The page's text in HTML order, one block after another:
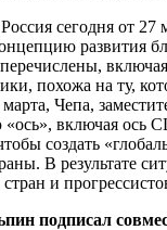
сегодня от
развития
перечислены,
похожа на ту,
марта, Чепа,
включая ось
создать
В результате
и
подписал